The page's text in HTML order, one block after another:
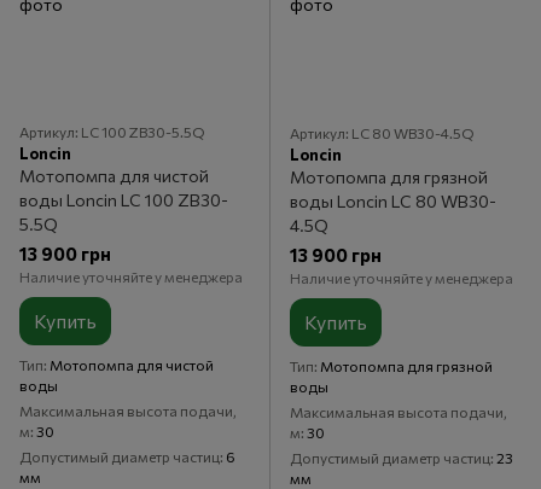
Артикул: LC 100 ZB30-5.5Q
Loncin
Мотопомпа для чистой
воды Loncin LC 100 ZB30-
5.5Q
13 900 грн
Наличие уточняйте у менеджера
Купить
Тип Мотопомпа для чистой
воды
Максимальная высота подачи,
м 30
Допустимый диаметр частиц 6
мм
Артикул: LC 80 WB30-4.5Q
Loncin
Мотопомпа для грязной
воды Loncin LC 80 WB30-
4.5Q
13 900 грн
Наличие уточняйте у менеджера
Купить
Тип Мотопомпа для грязной
воды
Максимальная высота подачи,
м 30
Допустимый диаметр частиц 23
мм